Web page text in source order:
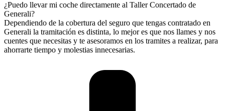
¿Puedo llevar mi coche directamente al Taller Concertado de
Generali?
Dependiendo de la cobertura del seguro que tengas contratado en
Generali la tramitación es distinta, lo mejor es que nos llames y nos
cuentes que necesitas y te asesoramos en los tramites a realizar, para
ahorrarte tiempo y molestias innecesarias.